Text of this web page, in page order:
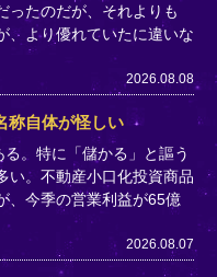
ったのだが、それよりも
、より優れていたに違いな
2026.08.08
称自体が怪しい
。特に「儲かる」と謳う
い。不動産小口化投資商品
、今季の営業利益が65億
2026.08.07